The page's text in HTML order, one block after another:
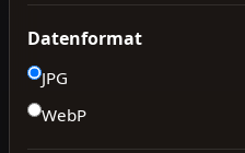
Datenformat
JPG
WebP